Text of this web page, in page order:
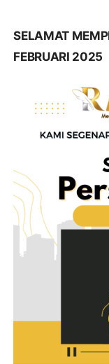
SELAMAT
FEBRUARI 2025